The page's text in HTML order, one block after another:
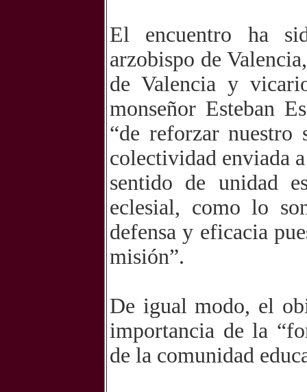
El encuentro ha
arzobispo de
de Valencia y
monseñor Esteban
“de reforzar nuestro
colectividad enviada
sentido de unidad
eclesial, como lo
defensa y eficacia
misión”.
De igual modo, el
importancia de la
de la comunidad